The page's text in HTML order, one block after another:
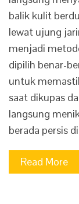
balik kulit
lewat ujung
menjadi
dipilih benar-
untuk
saat dikupas
langsung
berada persis
Read More